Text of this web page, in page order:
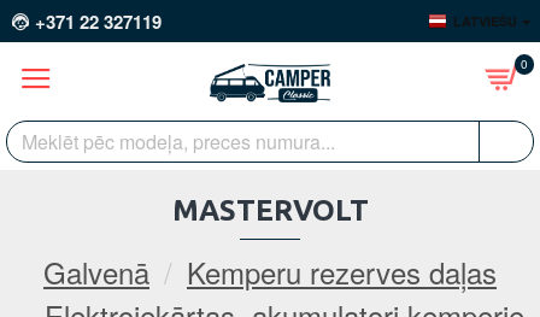
+371 22 327119 LATVIEŠU
0
Galvenā
Kemperu rezerves daļas
MASTERVOLT